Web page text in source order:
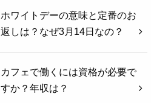
ホワイトデーの意味と定番のお
返しは？なぜ3月14日なの？
カフェで働くには資格が必要で
すか？年収は？